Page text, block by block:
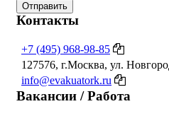
Отправить
Контакты
+7 (495) 968-98-85
127576, г.Москва, ул.
info@evakuatork.ru
Вакансии / Работа